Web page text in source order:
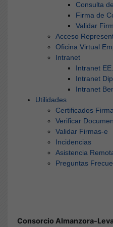
Consulta
Firma de
Validar
Acceso
Oficina Virtual
Intranet
Intranet
Intranet
Intranet
Utilidades
Certificados
Verificar
Validar Firmas-e
Incidencias
Asistencia
Preguntas
Consorcio Almanzora-